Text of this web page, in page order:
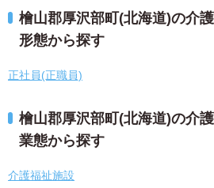
檜山郡厚沢部町(北海道)の介
形態から探す
正社員(正職員)
檜山郡厚沢部町(北海道)の介
業態から探す
介護福祉施設